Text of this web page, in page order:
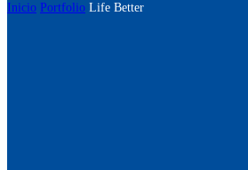
Inicio Portfolio Life Better